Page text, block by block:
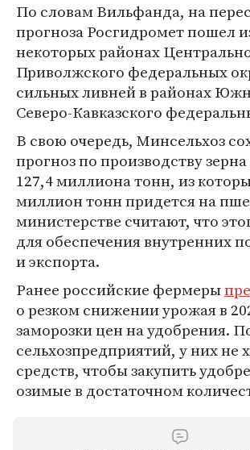
По словам Вильфанда, на
прогноза Росгидромет пошел
некоторых районах
Приволжского федеральных
сильных ливней в районах
Северо-Кавказского
В свою очередь, Минсельхоз
прогноз по производству
127,4 миллиона тонн, из
миллион тонн придется на
министерстве считают, что
для обеспечения внутренних
и экспорта.
Ранее российские фермеры
о резком снижении урожая в
заморозки цен на удобрения.
сельхозпредприятий, у них не
средств, чтобы закупить
озимые в достаточном